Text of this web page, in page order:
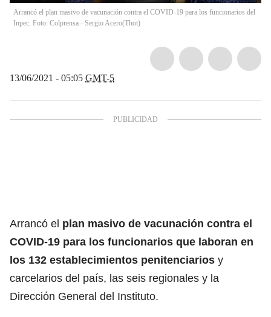
Arrancó el plan masivo de vacunación contra el COVID-19 para los funcionarios del
Inpec. Foto: Colprensa - Sergio Acero(Thot)
13/06/2021 - 05:05 GMT-5
Arrancó el plan masivo de vacunación contra el
COVID-19 para los funcionarios que laboran en
los 132 establecimientos penitenciarios y
carcelarios del país, las seis regionales y la
Dirección General del Instituto.